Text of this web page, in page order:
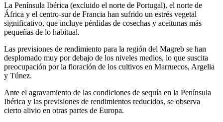
La Península Ibérica (excluido el norte de Portugal), el norte de
África y el centro-sur de Francia han sufrido un estrés vegetal
significativo, que incluye pérdidas de cosechas y aceitunas más
pequeñas de lo habitual.
Las previsiones de rendimiento para la región del Magreb se han
desplomado muy por debajo de los niveles medios, lo que suscita
preocupación por la floración de los cultivos en Marruecos, Argelia
y Túnez.
Ante el agravamiento de las condiciones de sequía en la Península
Ibérica y las previsiones de rendimientos reducidos, se observa
cierto alivio en otras partes de Europa.